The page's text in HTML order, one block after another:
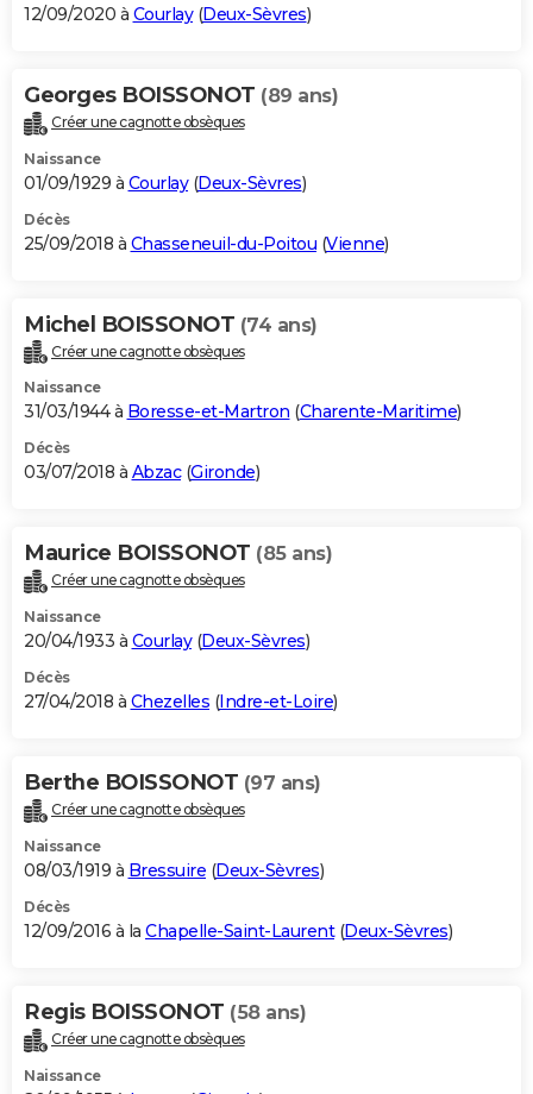
12/09/2020 à Courlay(Deux-Sèvres)
Georges BOISSONOT (89 ans)
Créer une cagnotte obsèques
Naissance
01/09/1929 à Courlay(Deux-Sèvres)
Décès
25/09/2018 à Chasseneuil-du-Poitou (Vienne)
Michel BOISSONOT (74 ans)
Créer une cagnotte obsèques
Naissance
31/03/1944 à Boresse-et-Martron (Charente-Maritime)
Décès
03/07/2018 à Abzac(Gironde)
Maurice BOISSONOT (85 ans)
Créer une cagnotte obsèques
Naissance
20/04/1933 à Courlay(Deux-Sèvres)
Décès
27/04/2018 à Chezelles (Indre-et-Loire)
Berthe BOISSONOT (97 ans)
Créer une cagnotte obsèques
Naissance
08/03/1919 à Bressuire (Deux-Sèvres)
Décès
12/09/2016 à la Chapelle-Saint-Laurent(Deux-Sèvres)
Regis BOISSONOT (58 ans)
Créer une cagnotte obsèques
Naissance